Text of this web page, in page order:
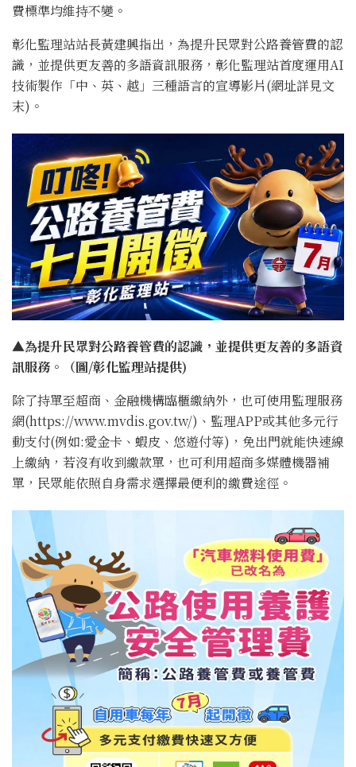
費標準均維持不變。
彰化監理站站長黃建興指出，為提升民眾對公路養管費的認
識，並提供更友善的多語資訊服務，彰化監理站首度運用AI
技術製作「中、英、越」三種語言的宣導影片(網址詳見文
末)。
▲為提升民眾對公路養管費的認識，並提供更友善的多語資
訊服務。（圖/彰化監理站提供)
除了持單至超商、金融機構臨櫃繳納外，也可使用監理服務
網(https://www.mvdis.gov.tw/)、監理APP或其他多元行
動支付(例如:愛金卡、蝦皮、悠遊付等)，免出門就能快速線
上繳納，若沒有收到繳款單，也可利用超商多媒體機器補
單，民眾能依照自身需求選擇最便利的繳費途徑。